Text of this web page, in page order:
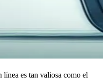
es tan valiosa como el